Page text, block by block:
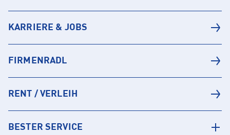
KARRIERE & JOBS
FIRMENRADL
RENT / VERLEIH
BESTER SERVICE